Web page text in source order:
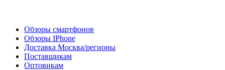
Обзоры смартфонов
Обзоры IPhone
Доставка Москва/регионы
Поставщикам
Оптовикам